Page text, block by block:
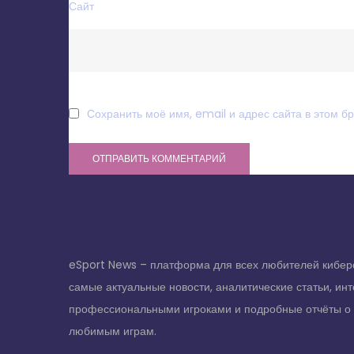
Сайт
Сохранить моё имя, email и адрес сайта в этом
eSport News – платформа для всех любителей
самые актуальные новости, аналитические статьи,
профессиональными игроками и подробные отчёты
любимым играм.